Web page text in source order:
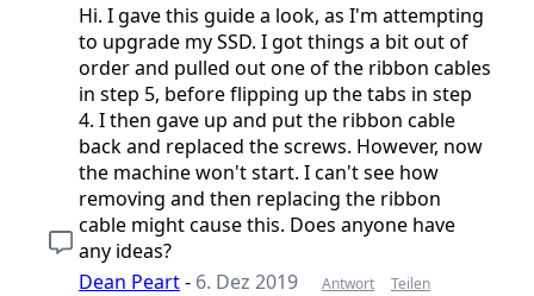
Hi. I gave this guide a look, as I'm attempting
to upgrade my SSD. I got things a bit out of
order and pulled out one of the ribbon cables
in step 5, before flipping up the tabs in step
4. I then gave up and put the ribbon cable
back and replaced the screws. However, now
the machine won't start. I can't see how
removing and then replacing the ribbon
cable might cause this. Does anyone have
any ideas?
Dean Peart- 6. Dez 2019 Antwort Teilen